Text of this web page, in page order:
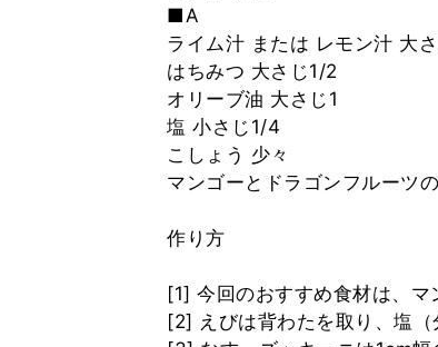
■A
ライム汁 または レモン汁 大
はちみつ 大さじ1/2
オリーブ油 大さじ1
塩 小さじ1/4
こしょう 少々
マンゴーとドラゴンフルーツ
作り方
[1] 今回のおすすめ食材は、マ
[2] えびは背わたを取り、塩（